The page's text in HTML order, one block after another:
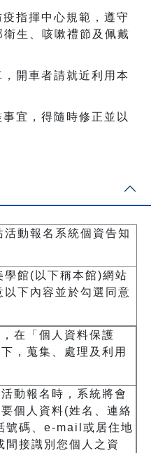
指揮中心規範，遵守
生、咳嗽禮節及佩戴
開車者請就近利用本
宜，得隨時修正並以
動報名系統個資告知
學館( 以下稱本館)網站
下內容並於勾選同意
在「個人資料保護
，蒐集、處理及利用
動報名時，系統將會
個人資料(姓名、連絡
碼、 e-mail 或居住地
間接識別您個人之資